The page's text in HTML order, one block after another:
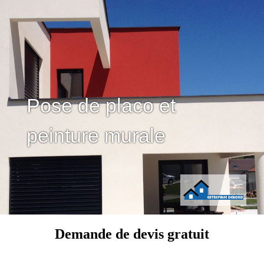
Pose de placo et
peinture murale
Demande de devis gratuit